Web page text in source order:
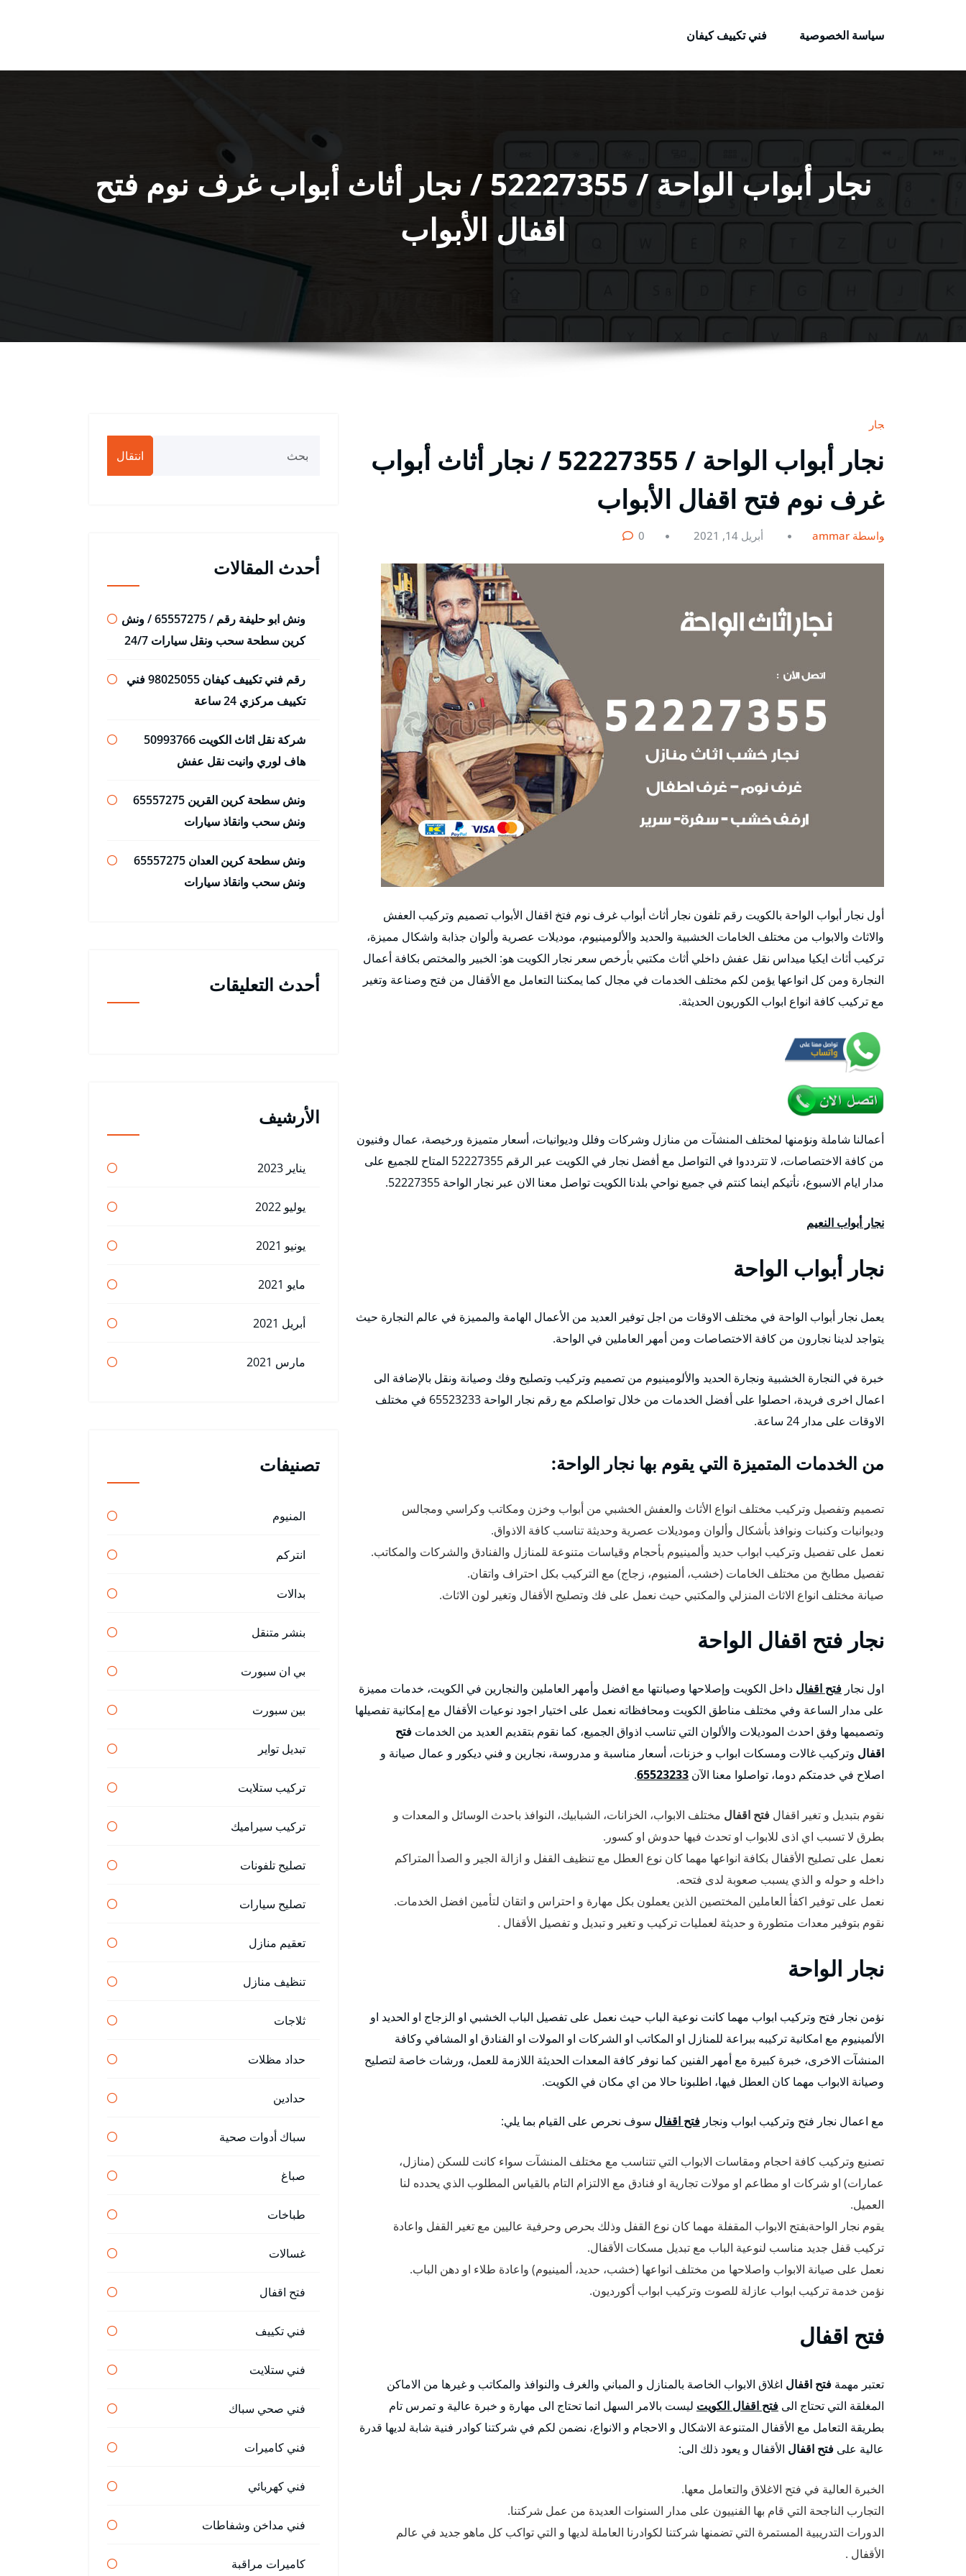
سياسة الخصوصية
فني تكييف كيفان
نجار أبواب الواحة / 52227355 / نجار أثاث أبواب غرف نوم فتح
اقفال الأبواب
نجار
نجار أبواب الواحة / 52227355 / نجار أثاث أبواب
غرف نوم فتح اقفال الأبواب
بواسطة ammar أبريل 14, 2021 0
أول نجار أبواب الواحة بالكويت رقم تلفون نجار أثاث أبواب غرف نوم فتخ اقفال الأبواب تصميم وتركيب العفش
والاثاث والابواب من مختلف الخامات الخشبية والحديد والألومينيوم، موديلات عصرية وألوان جذابة واشكال مميزة،
تركيب أثاث ايكيا ميداس نقل عفش داخلي أثاث مكتبي بأرخص سعر نجار الكويت هو: الخبير والمختص بكافة أعمال
النجارة ومن كل انواعها يؤمن لكم مختلف الخدمات في مجال كما يمكننا التعامل مع الأقفال من فتح وصناعة وتغير
مع تركيب كافة انواع ابواب الكوريون الحديثة.
أعمالنا شاملة ونؤمنها لمختلف المنشآت من منازل وشركات وفلل وديوانيات، أسعار متميزة ورخيصة، عمال وفنيون
من كافة الاختصاصات، لا تترددوا في التواصل مع أفضل نجار في الكويت عبر الرقم 52227355 المتاح للجميع على
مدار ايام الاسبوع، نأتيكم اينما كنتم في جميع نواحي بلدنا الكويت تواصل معنا الان عبر نجار الواحة 52227355.
نجار أبواب النعيم
نجار أبواب الواحة
يعمل نجار أبواب الواحة في مختلف الاوقات من اجل توفير العديد من الأعمال الهامة والمميزة في عالم النجارة حيث
يتواجد لدينا نجارون من كافة الاختصاصات ومن أمهر العاملين في الواحة.
خبرة في النجارة الخشبية ونجارة الحديد والألومينيوم من تصميم وتركيب وتصليح وفك وصيانة ونقل بالإضافة الى
اعمال اخرى فريدة، احصلوا على أفضل الخدمات من خلال تواصلكم مع رقم نجار الواحة 65523233 في مختلف
الاوقات على مدار 24 ساعة.
من الخدمات المتميزة التي يقوم بها نجار الواحة:
تصميم وتفصيل وتركيب مختلف انواع الأثاث والعفش الخشبي من أبواب وخزن ومكاتب وكراسي ومجالس
وديوانيات وكنبات ونوافذ بأشكال وألوان وموديلات عصرية وحديثة تناسب كافة الاذواق.
نعمل على تفصيل وتركيب ابواب حديد وألمينيوم بأحجام وقياسات متنوعة للمنازل والفنادق والشركات والمكاتب.
تفصيل مطابخ من مختلف الخامات (خشب، ألمنيوم، زجاج) مع التركيب بكل احتراف واتقان.
صيانة مختلف انواع الاثاث المنزلي والمكتبي حيث نعمل على فك وتصليح الأقفال وتغير لون الاثاث.
نجار فتح اقفال الواحة
اول نجار فتح اقفال داخل الكويت وإصلاحها وصيانتها مع افضل وأمهر العاملين والنجارين في الكويت، خدمات مميزة
على مدار الساعة وفي مختلف مناطق الكويت ومحافظاته نعمل على اختيار اجود نوعيات الأقفال مع إمكانية تفصيلها
وتصميمها وفق احدث الموديلات والألوان التي تناسب اذواق الجميع، كما نقوم بتقديم العديد من الخدمات فتح
اقفال وتركيب غالات ومسكات ابواب و خزنات، أسعار مناسبة و مدروسة، نجارين و فني ديكور و عمال صيانة و
اصلاح في خدمتكم دوما، تواصلوا معنا الآن 65523233
.
نقوم بتبديل و تغير اقفال فتح اقفال مختلف الابواب، الخزانات، الشبابيك، النوافذ باحدث الوسائل و المعدات و
بطرق لا تسبب اي اذى للابواب او تحدث فيها حدوش او كسور.
نعمل على تصليح الأقفال بكافة انواعها مهما كان نوع العطل مع تنظيف القفل و ازالة الجير و الصدأ المتراكم
داخله و حوله و الذي يسبب صعوبة لدى فتحه.
نعمل على توفير اكفأ العاملين المختصين الذين يعملون بكل مهارة و احتراس و اتقان لتأمين افضل الخدمات.
نقوم بتوفير معدات متطورة و حديثة لعمليات تركيب و تغير و تبديل و تفصيل الأقفال .
نجار الواحة
نؤمن نجار فتح وتركيب ابواب مهما كانت نوعية الباب حيث نعمل على تفصيل الباب الخشبي او الزجاج او الحديد او
الألمينيوم مع امكانية تركيبه ببراعة للمنازل او المكاتب او الشركات او المولات او الفنادق او المشافي وكافة
المنشآت الاخرى، خبرة كبيرة مع أمهر الفنين كما نوفر كافة المعدات الحديثة اللازمة للعمل، ورشات خاصة لتصليح
وصيانة الابواب مهما كان العطل فيها، اطلبونا حالا من اي مكان في الكويت.
مع اعمال نجار فتح وتركيب ابواب ونجار فتح اقفال سوف نحرص على القيام بما يلي:
تصنيع وتركيب كافة احجام ومقاسات الابواب التي تتناسب مع مختلف المنشآت سواء كانت للسكن (منازل،
عمارات) او شركات او مطاعم او مولات تجارية او فنادق مع الالتزام التام بالقياس المطلوب الذي يحدده لنا
العميل.
يقوم نجار الواحةبفتح الابواب المقفلة مهما كان نوع القفل وذلك بحرص وحرفية عاليين مع تغير القفل واعادة
تركيب قفل جديد مناسب لنوعية الباب مع تبديل مسكات الأقفال.
نعمل على صيانة الابواب واصلاحها من مختلف انواعها (خشب، حديد، ألمينيوم) واعادة طلاء او دهن الباب.
نؤمن خدمة تركيب ابواب عازلة للصوت وتركيب ابواب أكورديون.
فتح اقفال
تعتبر مهمة فتح اقفال اغلاق الابواب الخاصة بالمنازل و المباني والغرف والنوافذ والمكاتب و غيرها من الاماكن
المغلقة التي تحتاج الى فتح اقفال الكويت ليست بالامر السهل انما تحتاج الى مهارة و خبرة عالية و تمرس تام
بطريقة التعامل مع الأقفال المتنوعة الاشكال و الاحجام و الانواع، نضمن لكم في شركتنا كوادر فنية شابة لديها قدرة
عالية على فتح اقفال الأقفال و يعود ذلك الى:
الخبرة العالية في فتح الاغلاق والتعامل معها.
التجارب الناجحة التي قام بها الفنييون على مدار السنوات العديدة من عمل شركتنا.
الدورات التدريبية المستمرة التي تضمنها شركتنا لكوادرنا العاملة لديها و التي تواكب كل ماهو جديد في عالم
الأقفال .
انتقال
أحدث المقالات
ونش ابو حليفة رقم / 65557275 / ونش
كرين سطحة سحب ونقل سيارات 24/7
رقم فني تكييف كيفان 98025055 فني
تكييف مركزي 24 ساعة
شركة نقل اثاث الكويت 50993766
هاف لوري وانيت نقل عفش
ونش سطحة كرين القرين 65557275
ونش سحب وانقاذ سيارات
ونش سطحة كرين العدان 65557275
ونش سحب وانقاذ سيارات
أحدث التعليقات
الأرشيف
يناير 2023
يوليو 2022
يونيو 2021
مايو 2021
أبريل 2021
مارس 2021
تصنيفات
المنيوم
انتركم
بدالات
بنشر متنقل
بي ان سبورت
بين سبورت
تبديل تواير
تركيب ستلايت
تركيب سيراميك
تصليح تلفونات
تصليح سيارات
تعقيم منازل
تنظيف منازل
ثلاجات
حداد مظلات
حدادين
سباك أدوات صحية
صباغ
طباخات
غسالات
فتح اقفال
فني تكييف
فني ستلايت
فني صحي سباك
فني كاميرات
فني كهربائي
فني مداخن وشفاطات
كاميرات مراقبة